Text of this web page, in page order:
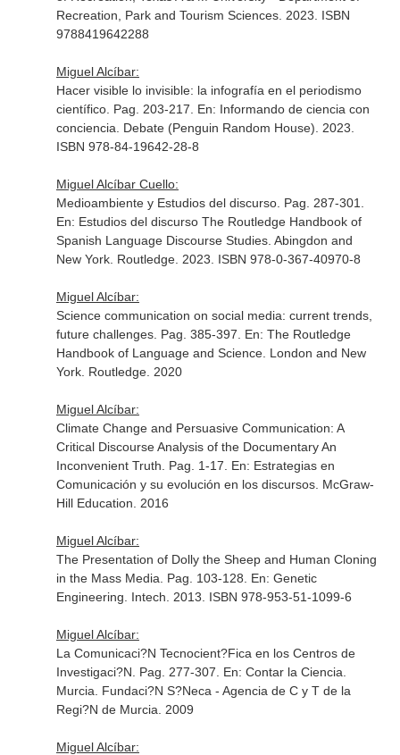
Recreation, Park and Tourism Sciences. 2023. ISBN
9788419642288
Miguel Alcíbar:
Hacer visible lo invisible: la infografía en el periodismo
científico. Pag. 203-217. En: Informando de ciencia con
conciencia . Debate (Penguin Random House). 2023.
ISBN 978-84-19642-28-8
Miguel Alcíbar Cuello:
Medioambiente y Estudios del discurso. Pag. 287-301.
En: Estudios del discurso The Routledge Handbook of
Spanish Language Discourse Studies. Abingdon and
New York. Routledge. 2023. ISBN 978-0-367-40970-8
Miguel Alcíbar:
Science communication on social media: current trends,
future challenges. Pag. 385-397. En: The Routledge
Handbook of Language and Science. London and New
York. Routledge. 2020
Miguel Alcíbar:
Climate Change and Persuasive Communication: A
Critical Discourse Analysis of the Documentary An
Inconvenient Truth. Pag. 1-17. En: Estrategias en
Comunicación y su evolución en los discursos. McGraw-
Hill Education. 2016
Miguel Alcíbar:
The Presentation of Dolly the Sheep and Human Cloning
in the Mass Media. Pag. 103-128. En: Genetic
Engineering . Intech. 2013. ISBN 978-953-51-1099-6
Miguel Alcíbar:
La Comunicaci?N Tecnocient?Fica en los Centros de
Investigaci?N. Pag. 277-307. En: Contar la Ciencia
Murcia. Fundaci?N S?Neca - Agencia de C y T de la
Regi?N de Murcia. 2009
Miguel Alcíbar: